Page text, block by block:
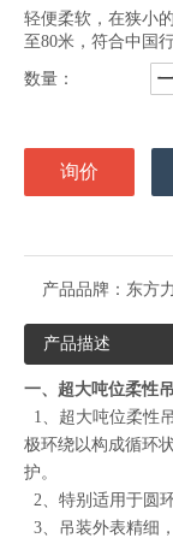
轻便柔软，在狭小
至80米，符合中国
数量：
询价
产品品牌： 东方
产品描述
一、超大吨位柔性
1、超大吨位柔性
极环绕以构成循环
护。
2、特别适用于圆
3、吊装外表精细